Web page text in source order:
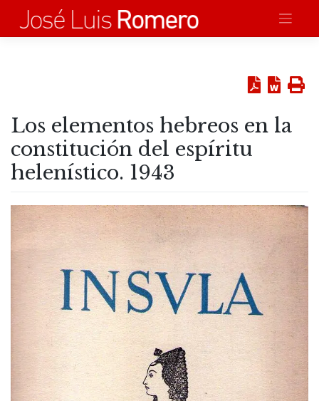
contenido
Los elementos hebreos en la
constitución del espíritu
helenístico. 1943